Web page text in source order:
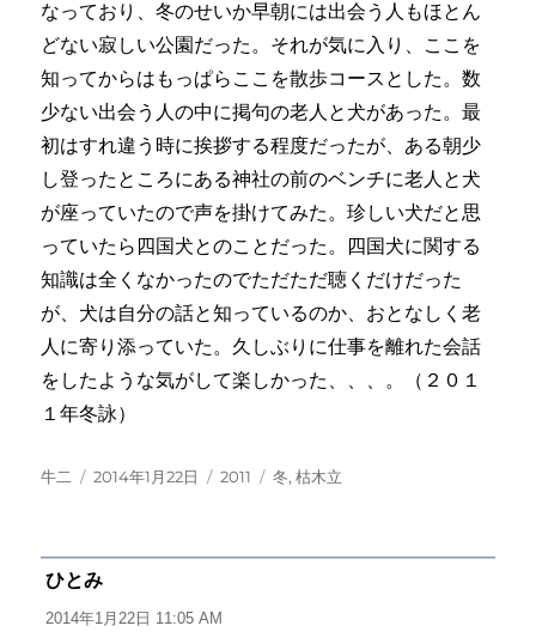
なっており、冬のせいか早朝には出会う人もほとん
どない寂しい公園だった。それが気に入り、ここを
知ってからはもっぱらここを散歩コースとした。数
少ない出会う人の中に掲句の老人と犬があった。最
初はすれ違う時に挨拶する程度だったが、ある朝少
し登ったところにある神社の前のベンチに老人と犬
が座っていたので声を掛けてみた。珍しい犬だと思
っていたら四国犬とのことだった。四国犬に関する
知識は全くなかったのでただただ聴くだけだった
が、犬は自分の話と知っているのか、おとなしく老
人に寄り添っていた。久しぶりに仕事を離れた会話
をしたような気がして楽しかった、、、。（２０１
１年冬詠）
投
牛二
投
2014年1月22日
カ
2011
タ
冬,枯木立
ひとみよ
り:
2014年1月22日 11:05 AM